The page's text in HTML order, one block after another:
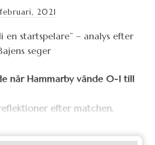
2021
när Hammarby vände 0-1 till
efter matchen.